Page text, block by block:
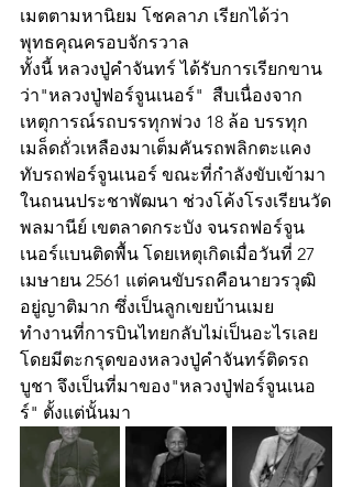
เมตตามหานิยม โชคลาภ เรียกได้ว่า
พุทธคุณครอบจักรวาล
ทั้งนี้ หลวงปู่คำจันทร์ ได้รับการเรียกขาน
ว่า"หลวงปู่ฟอร์จูนเนอร์"  สืบเนื่องจาก
เหตุการณ์รถบรรทุกพ่วง 18 ล้อ บรรทุก
เมล็ดถั่วเหลืองมาเต็มคันรถพลิกตะแคง
ทับรถฟอร์จูนเนอร์ ขณะที่กำลังขับเข้ามา
ในถนนประชาพัฒนา ช่วงโค้งโรงเรียนวัด
พลมานีย์ เขตลาดกระบัง จนรถฟอร์จูน
เนอร์แบนติดพื้น โดยเหตุเกิดเมื่อวันที่ 27
เมษายน 2561 แต่คนขับรถคือนายวรวุฒิ
อยู่ญาติมาก ซึ่งเป็นลูกเขยบ้านเมย
ทำงานที่การบินไทยกลับไม่เป็นอะไรเลย
โดยมีตะกรุดของหลวงปู่คำจันทร์ติดรถ
บูชา จึงเป็นที่มาของ"หลวงปู่ฟอร์จูนเนอ
ร์" ตั้งแต่นั้นมา